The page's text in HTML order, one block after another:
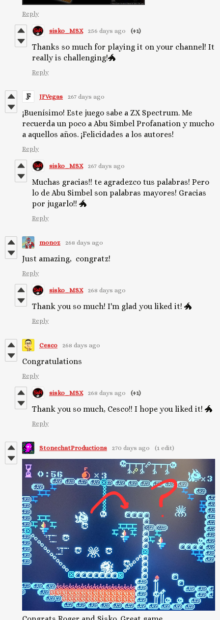
Reply
sisko_MSX 256 days ago (+1)
Thanks so much for playing it on your channel! It
really is challenging!🐲
Reply
JFVegas 267 days ago
¡Buenísimo! Este juego sabe a ZX Spectrum. Me
recuerda un poco a Abu Simbel Profanation y mucho
a aquellos años. ¡Felicidades a los autores!
Reply
sisko_MSX 267 days ago
Muchas gracias!! te agradezco tus palabras! Pero
lo de Abu Simbel son palabras mayores! Gracias
por jugarlo!! 🐲
Reply
monoz 268 days ago
Just amazing, congratz!
Reply
sisko_MSX 268 days ago
Thank you so much! I'm glad you liked it! 🐲
Reply
Cesco 268 days ago
Congratulations
Reply
sisko_MSX 268 days ago (+1)
Thank you so much, Cesco!! I hope you liked it! 🐲
Reply
StonechatProductions 270 days ago (1 edit)